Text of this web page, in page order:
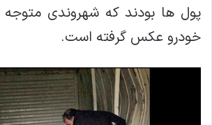
پول ها بودند که شهروندی متوجه
خودرو عکس گرفته است.